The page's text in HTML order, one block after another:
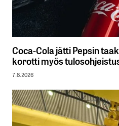
Coca-Cola jätti Pepsin
korotti myös
7.8.2026